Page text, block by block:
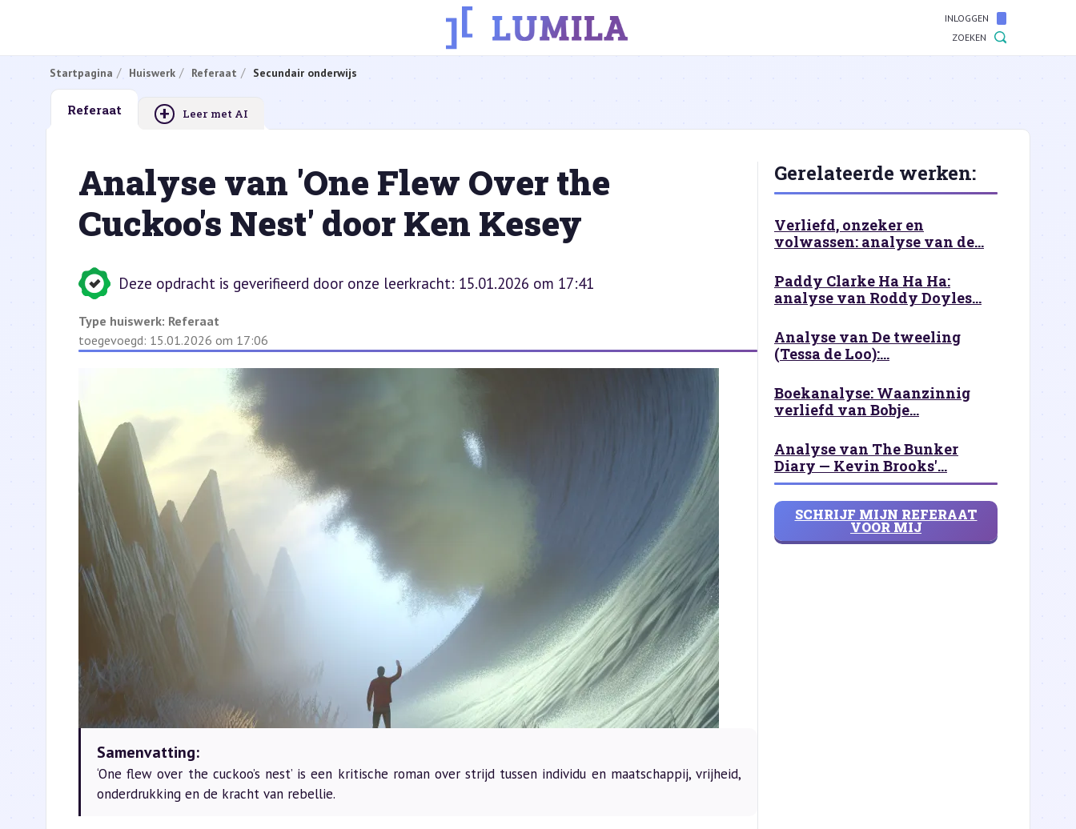
INLOGGEN
ZOEKEN
Startpagina Huiswerk Referaat Secundair onderwijs
Referaat + Leer met AI
Analyse van 'One Flew Over the
Cuckoo's Nest' door Ken Kesey
Deze opdracht is geverifieerd door onze leerkracht: 15.01.2026 om 17:41
Type huiswerk: Referaat
toegevoegd: 15.01.2026 om 17:06
Samenvatting:
‘One flew over the cuckoo’s nest’ is een kritische roman over strijd tussen individu en maatschappij, vrijheid,
onderdrukking en de kracht van rebellie.
Gerelateerde werken:
Verliefd, onzeker en
volwassen: analyse van de...
Paddy Clarke Ha Ha Ha:
analyse van Roddy Doyles...
Analyse van De tweeling
(Tessa de Loo):...
Boekanalyse: Waanzinnig
verliefd van Bobje...
Analyse van The Bunker
Diary — Kevin Brooks'...
SCHRIJF MIJN REFERAAT
VOOR MIJ